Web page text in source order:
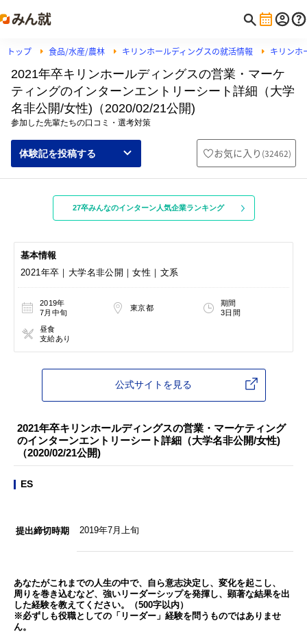
トップ 食品/水産/農林 キリンホールディングスの就活情報 キリンホ
2021年卒キリンホールディングスの営業・マーケ
ティングのインターンエントリーシート詳細（大学
名非公開/女性)（2020/02/21公開)
参加した先輩たちの口コミ・選考対策
体験記を投稿する お気に入り (32462)
27卒みんなのインターン人気企業ランキング
基本情報
2021年卒｜大学名非公開｜女性｜文系
2019年
7月中旬
東京都
期間
3日間
昼食
支給あり
公式サイトを見る
2021年卒キリンホールディングスの営業・マーケティング
のインターンエントリーシート詳細（大学名非公開/女性)
（2020/02/21公開)
ES
提出締切時期 2019年7月上旬
あなたがこれまでの人生の中で、自ら意志決定し、変化を起こし、
周りを巻き込むなど、強いリーダーシップを発揮し、顕著な結果を出
した経験を教えてください。（500字以内）
※必ずしも役職としての「リーダー」経験を問うものではありませ
ん。